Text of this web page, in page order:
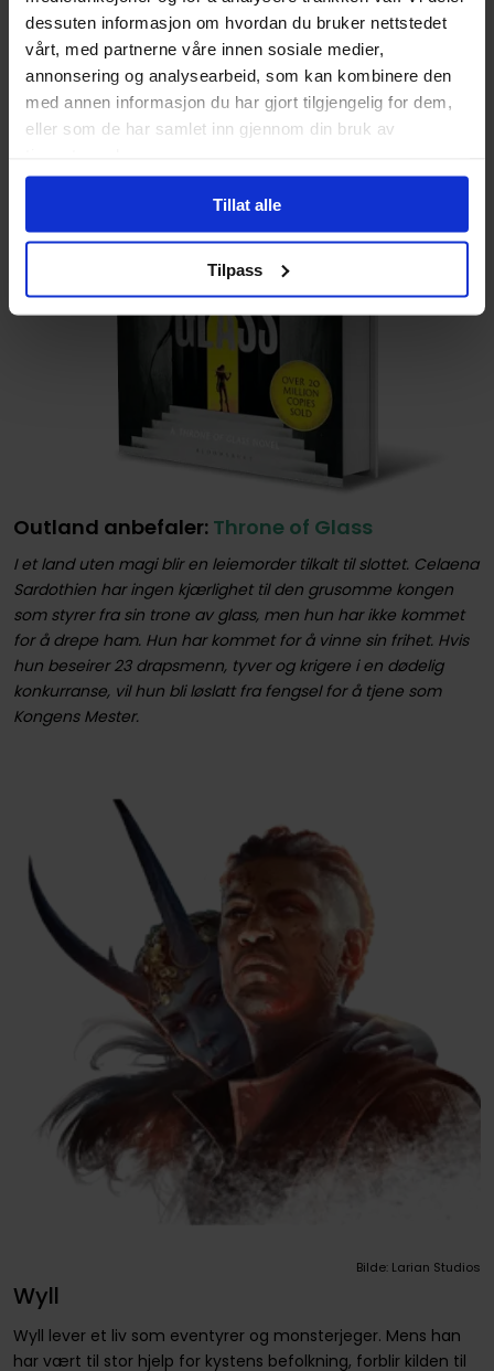
dessuten informasjon om hvordan du bruker nettstedet
vårt, med partnerne våre innen sosiale medier,
annonsering og analysearbeid, som kan kombinere den
med annen informasjon du har gjort tilgjengelig for dem,
eller som de har samlet inn gjennom din bruk av
Tillat alle
Tilpass
Emo med stor E!
Outland anbefaler: Throne of Glass
I et land uten magi blir en leiemorder tilkalt til slottet. Celaena
Sardothien har ingen kjærlighet til den grusomme kongen
som styrer fra sin trone av glass, men hun har ikke kommet
for å drepe ham. Hun har kommet for å vinne sin frihet. Hvis
hun beseirer 23 drapsmenn, tyver og krigere i en dødelig
konkurranse, vil hun bli løslatt fra fengsel for å tjene som
Kongens Mester.
Bilde: Larian Studios
Wyll
Wyll lever et liv som eventyrer og monsterjeger. Mens han
har vært til stor hjelp for kystens befolkning, forblir kilden til